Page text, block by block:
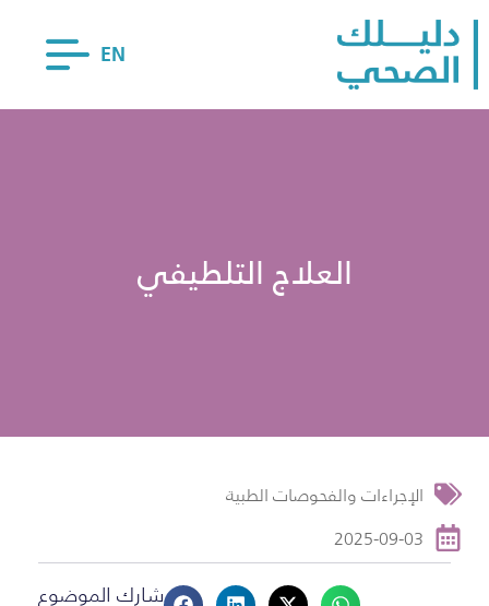
EN
العلاج التلطيفي
الإجراءات والفحوصات الطبية
2025-09-03
شارك الموضوع